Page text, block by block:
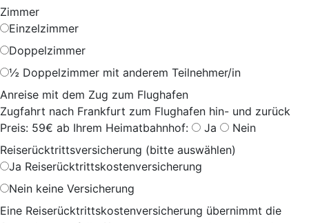
Zimmer
Einzelzimmer
Doppelzimmer
½ Doppelzimmer mit anderem Teilnehmer/in
Anreise mit dem Zug zum Flughafen
Zugfahrt nach Frankfurt zum Flughafen hin- und zurück
Preis: 59€ ab Ihrem Heimatbahnhof:
Ja
Nein
Reiserücktrittsversicherung (bitte auswählen)
Ja Reiserücktrittskostenversicherung
Nein keine Versicherung
Eine Reiserücktrittskostenversicherung übernimmt die